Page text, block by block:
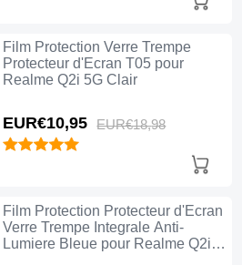
Film Protection Verre Trempe
Protecteur d'Ecran T05 pour
Realme Q2i 5G Clair
EUR€10,95 EUR€18,98
Film Protection Protecteur d'Ecran
Verre Trempe Integrale Anti-
Lumiere Bleue pour Realme Q2i